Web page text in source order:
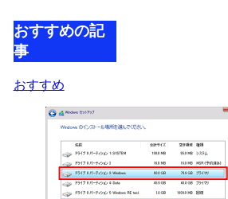
おすすめの記
事
おすすめ